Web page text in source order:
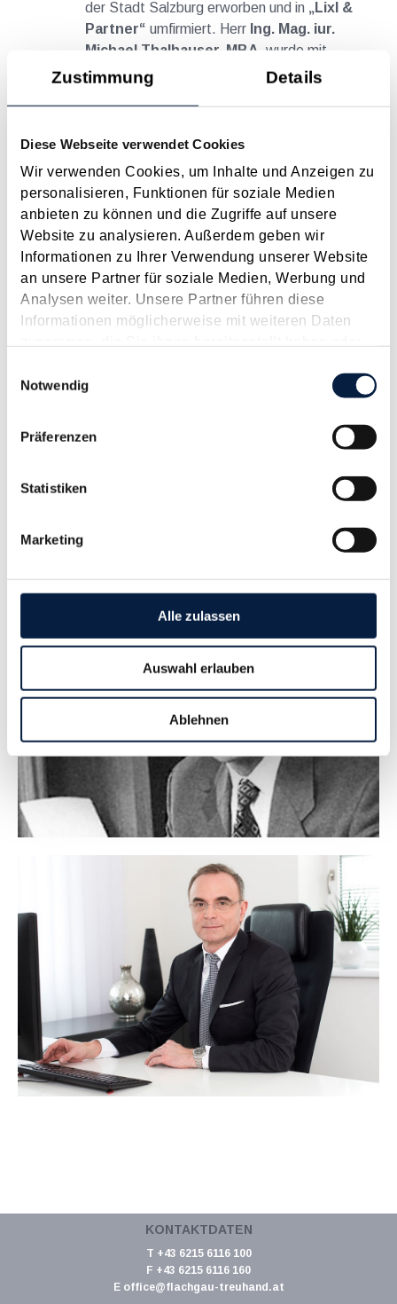
Zustimmung Details
Diese Webseite verwendet Cookies
Wir verwenden Cookies, um Inhalte und Anzeigen zu
personalisieren, Funktionen für soziale Medien
anbieten zu können und die Zugriffe auf unsere
Website zu analysieren. Außerdem geben wir
Informationen zu Ihrer Verwendung unserer Website
an unsere Partner für soziale Medien, Werbung und
Analysen weiter. Unsere Partner führen diese
Informationen möglicherweise mit weiteren Daten
gesammelt haben.
Notwendig
Präferenzen
Statistiken
Marketing
Alle zulassen
Auswahl erlauben
Ablehnen
der Stadt Salzburg erworben und in „Lixl &
Partner“ umfirmiert. Herr Ing. Mag. iur.
Michael Thalhauser, MBA, wurde mit
dessen Management beauftragt. Er konnte
2002
Die Lixl & Partner übersiedelte in ein
größeres undmoderneres Büroam
heutigen Standort und es erfolgte die
Umfirmierung in „Flachgau Treuhand“.
2009 Herr Thalhauserhat die Flachgau
Treuhand erworben und führt diese seither
alsalleiniger geschäftsführender
Gesellschafter.
gleichen Standort eröffnet.
als 20 Mitarbeiterinnen und Mitarbeiter. Sie
der regionalen Wirtschaft
KONTAKTDATEN
T +43 6215 6116 100
F +43 6215 6116 160
E office@flachgau-treuhand.at